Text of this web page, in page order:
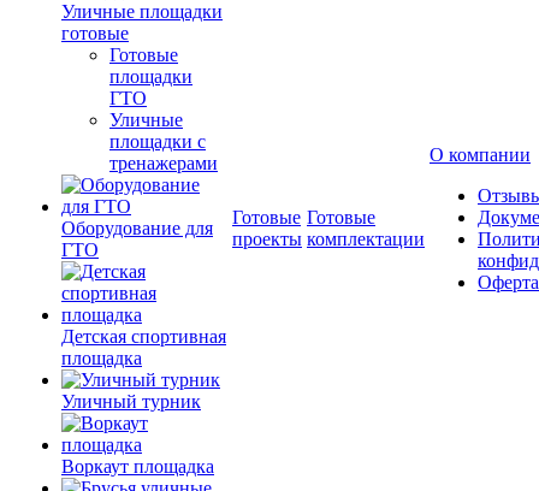
Уличные площадки
готовые
Готовые
площадки
ГТО
Уличные
площадки с
тренажерами
Оборудование для
ГТО
Детская спортивная
площадка
Уличный турник
Воркаут площадка
Готовые
проекты
Готовые
комплектации
О компании
Оферта